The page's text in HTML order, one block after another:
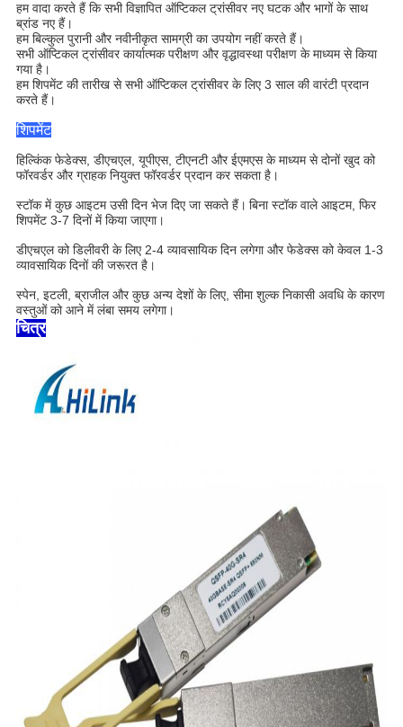
हम वादा करते हैं कि सभी विज्ञापित ऑप्टिकल ट्रांसीवर नए घटक और भागों के साथ
ब्रांड नए हैं।
हम बिल्कुल पुरानी और नवीनीकृत सामग्री का उपयोग नहीं करते हैं।
सभी ऑप्टिकल ट्रांसीवर कार्यात्मक परीक्षण और वृद्धावस्था परीक्षण के माध्यम से किया
गया है।
हम शिपमेंट की तारीख से सभी ऑप्टिकल ट्रांसीवर के लिए 3 साल की वारंटी प्रदान
करते हैं।
शिपमेंट
हिल्किंक फेडेक्स, डीएचएल, यूपीएस, टीएनटी और ईएमएस के माध्यम से दोनों खुद को
फॉरवर्डर और ग्राहक नियुक्त फॉरवर्डर प्रदान कर सकता है।
स्टॉक में कुछ आइटम उसी दिन भेज दिए जा सकते हैं। बिना स्टॉक वाले आइटम, फिर
शिपमेंट 3-7 दिनों में किया जाएगा।
डीएचएल को डिलीवरी के लिए 2-4 व्यावसायिक दिन लगेगा और फेडेक्स को केवल 1-3
व्यावसायिक दिनों की जरूरत है।
स्पेन, इटली, ब्राजील और कुछ अन्य देशों के लिए, सीमा शुल्क निकासी अवधि के कारण
वस्तुओं को आने में लंबा समय लगेगा।
चित्र